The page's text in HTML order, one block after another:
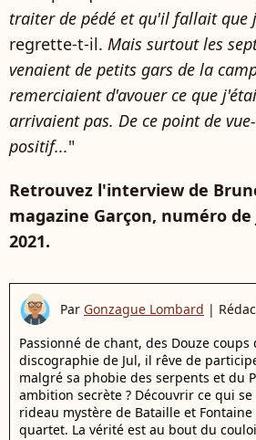
traiter de pédé et qu'il fallait que
regrette-t-il. Mais surtout les
venaient de petits gars de la
remerciaient d'avouer ce que
arrivaient pas. De ce point de
positif..."
Retrouvez l'interview de
magazine Garçon, numéro
2021.
Par Gonzague Lombard |
Passionné de chant, des Douze
discographie de Jul, il rêve de
malgré sa phobie des serpents et du
ambition secrète ? Découvrir ce qui
rideau mystère de Bataille et
quartet. La vérité est au bout du